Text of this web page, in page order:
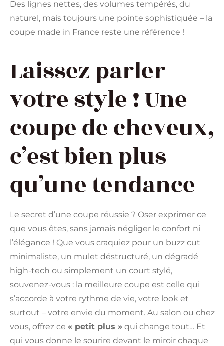
Des lignes nettes, des volumes tempérés, du
naturel, mais toujours une pointe sophistiquée – la
coupe made in France reste une référence !
Laissez parler
votre style ! Une
coupe de cheveux,
c’est bien plus
qu’une tendance
Le secret d’une coupe réussie ? Oser exprimer ce
que vous êtes, sans jamais négliger le confort ni
l’élégance ! Que vous craquiez pour un buzz cut
minimaliste, un mulet déstructuré, un dégradé
high-tech ou simplement un court stylé,
souvenez-vous : la meilleure coupe est celle qui
s’accorde à votre rythme de vie, votre look et
surtout – votre envie du moment. Au salon ou chez
vous, offrez ce « petit plus » qui change tout… Et
qui vous donne le sourire devant le miroir chaque